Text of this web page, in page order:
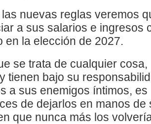
nuevas reglas veremos
a sus salarios e ingresos
en la elección de 2027.
se trata de cualquier
tienen bajo su
a sus enemigos íntimos,
de dejarlos en manos de
que nunca más los